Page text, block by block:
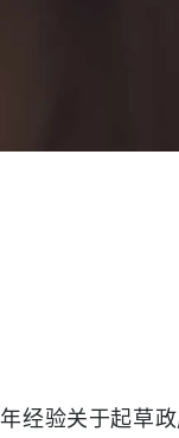
经验关于起草